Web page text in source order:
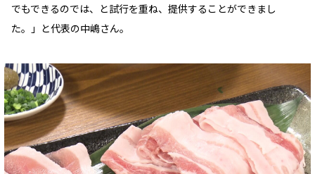
でもできるのでは、と試行を重ね、提供することができまし
た。」と代表の中嶋さん。